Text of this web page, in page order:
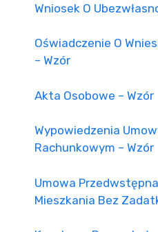
Wniosek O
Oświadczenie O
– Wzór
Akta Osobowe – Wzór
Wypowiedzenia
Rachunkowym – Wzór
Umowa
Mieszkania Bez